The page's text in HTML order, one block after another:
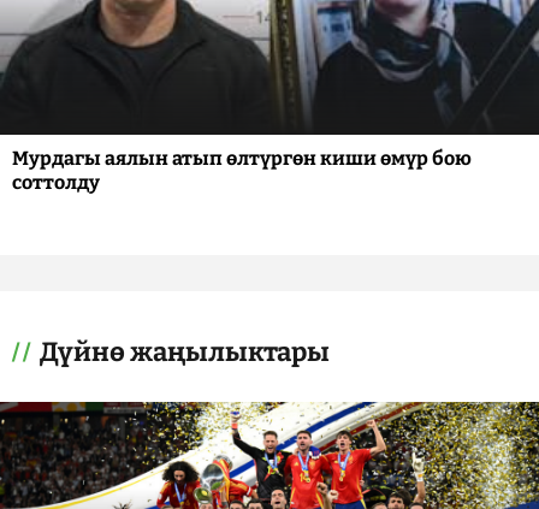
Мурдагы аялын атып өлтүргөн киши өмүр бою
соттолду
Дүйнө жаңылыктары